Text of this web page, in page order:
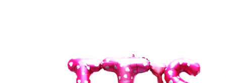
Artificii gender reveal
Baloane gender reveal
Artificii Tort Engros